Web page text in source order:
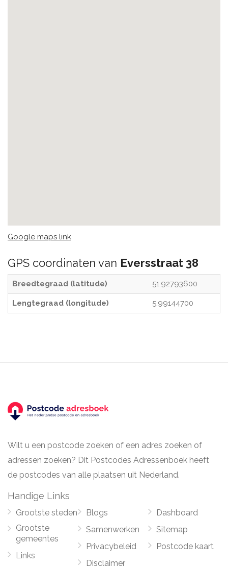
Google maps link
GPS coordinaten van Eversstraat 38
Breedtegraad (latitude) 51.92793600
Lengtegraad (longitude) 5.99144700
Wilt u een postcode zoeken of een adres zoeken of
adressen zoeken? Dit Postcodes Adressenboek heeft
de postcodes van alle plaatsen uit Nederland.
Handige Links
Grootste steden
Grootste
gemeentes
Links
Blogs
Samenwerken
Privacybeleid
Disclaimer
Dashboard
Sitemap
Postcode kaart